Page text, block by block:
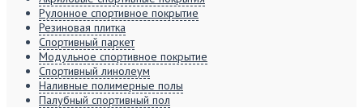
Рулонное спортивное покрытие
Резиновая плитка
Спортивный паркет
Модульное спортивное покрытие
Спортивный линолеум
Наливные полимерные полы
Палубный спортивный пол